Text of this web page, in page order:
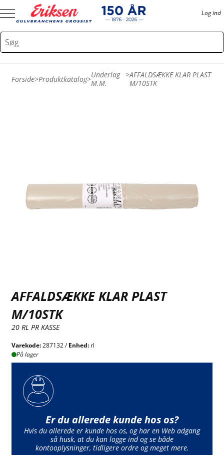
Log ind
Forside>Produktkatalog>Underlag
M.m.
>AFFALDSÆKKE KLAR PLAST
M/10STK
AFFALDSÆKKE KLAR PLAST
M/10STK
20 RL PR KASSE
Varekode:287132 /Enhed: rl
På lager
Er du allerede kunde hos os?
Hvis du allerede er kunde hos os, og har en Web adgang
så husk, at du kan logge ind og se både
kontooplysninger, tidligere ordre og meget mere.